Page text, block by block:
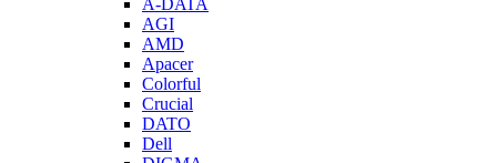
A-DATA
AGI
AMD
Apacer
Colorful
Crucial
DATO
Dell